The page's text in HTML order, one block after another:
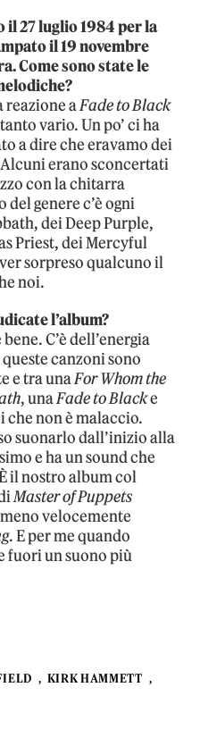
il 27 luglio 1984 per la
il 19 novembre
Come sono state le
reazione aFade to Black
vario. Un po’ ci ha
a dire che eravamo dei
erano sconcertati
con la chitarra
genere c’è ogni
dei Deep Purple,
Priest, dei Mercyful
sorpreso qualcuno il
noi.
l’album?
C’è dell’energia
canzoni sono
e tra unaFor Whom the
, unaFade to Blacke
che non è malaccio.
suonarlo dall’inizio alla
e ha un sound che
il nostro album col
Master of Puppets
velocemente
. E per me quando
fuori un suono più
KIRK HAMMETT